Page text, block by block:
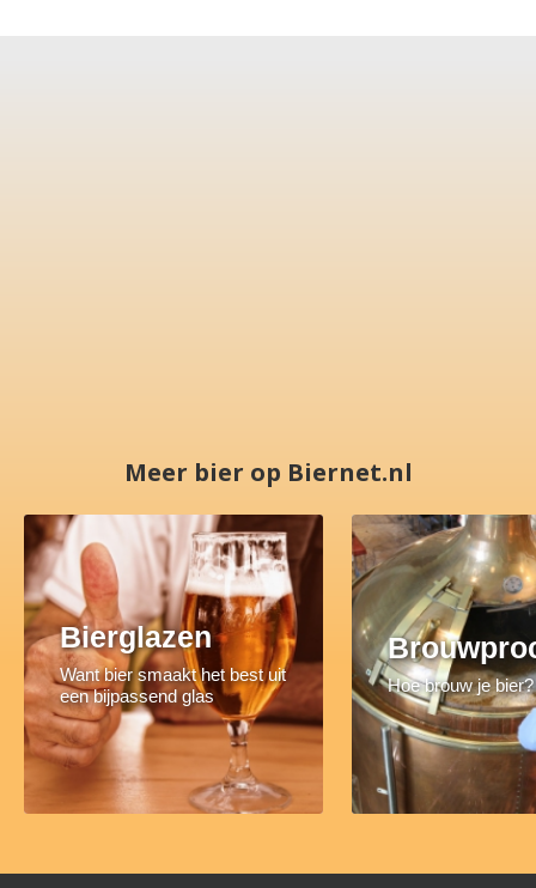
Meer bier op Biernet.nl
Bierglazen
Want bier smaakt het best uit
een bijpassend glas
Hoe brouw je bier?